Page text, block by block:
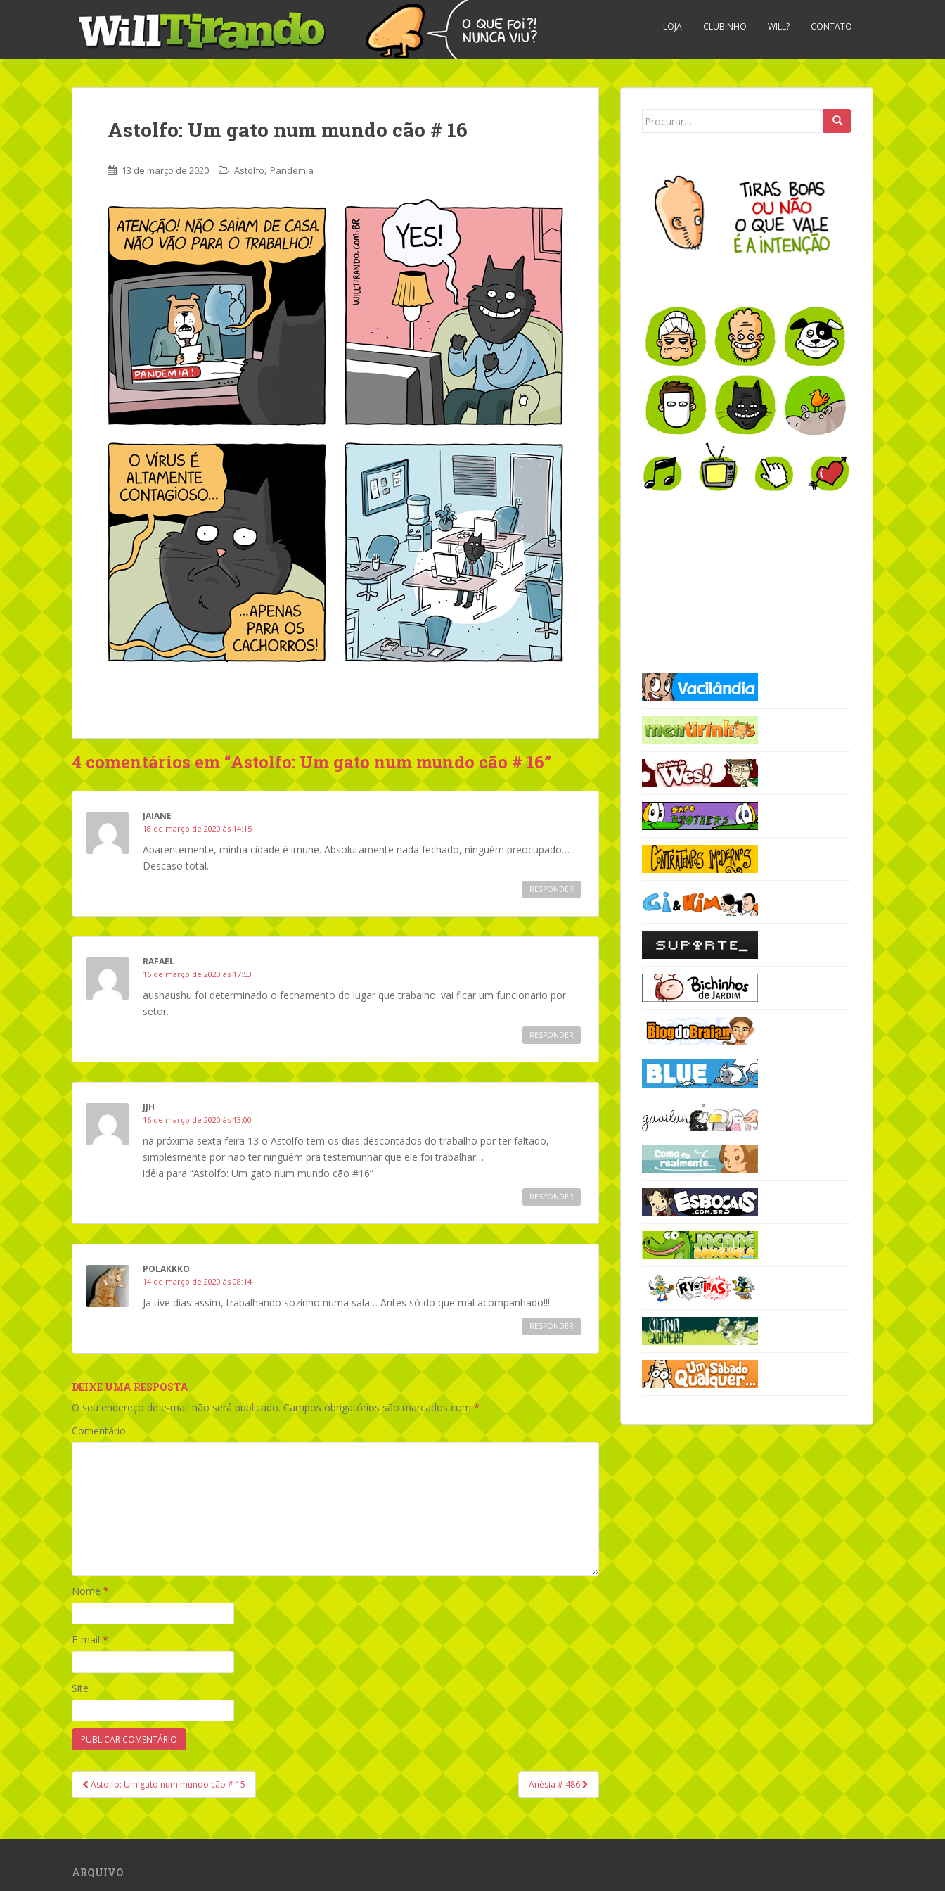
p
m
n
o
e
LOJA CLUBINHO WILL? CONTATO
Astolfo: Um gato num mundo cão # 16
13 de março de 2020 Astolfo, Pandemia
4 comentários em “Astolfo: Um gato num mundo cão # 16”
JAIANE
18 de março de 2020 às 14:15
Aparentemente, minha cidade é imune. Absolutamente nada fechado, ninguém preocupado…
Descaso total.
RESPONDER
RAFAEL
16 de março de 2020 às 17:53
aushaushu foi determinado o fechamento do lugar que trabalho. vai ficar um funcionario por
setor.
RESPONDER
JJH
16 de março de 2020 às 13:00
na próxima sexta feira 13 o Astolfo tem os dias descontados do trabalho por ter faltado,
simplesmente por não ter ninguém pra testemunhar que ele foi trabalhar…
idéia para “Astolfo: Um gato num mundo cão #16”
RESPONDER
POLAKKKO
14 de março de 2020 às 08:14
Ja tive dias assim, trabalhando sozinho numa sala… Antes só do que mal acompanhado!!!
RESPONDER
DEIXE UMA RESPOSTA
O seu endereço de e-mail não será publicado. Campos obrigatórios são marcados com*
Comentário
Nome *
E-mail*
Site
Navegação de Post
Astolfo: Um gato num mundo cão # 15 Anésia # 486
Search for:
ARQUIVO